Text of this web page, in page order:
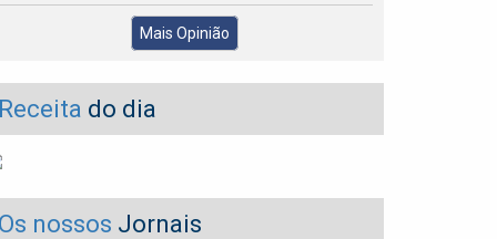
Mais Opinião
do dia
nossos Jornais